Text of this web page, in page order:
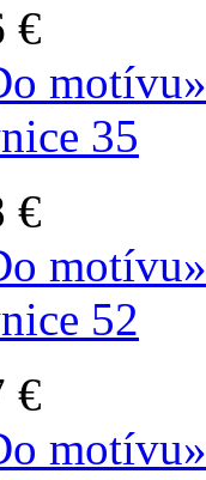
€
motívu»
35
€
motívu»
52
€
motívu»